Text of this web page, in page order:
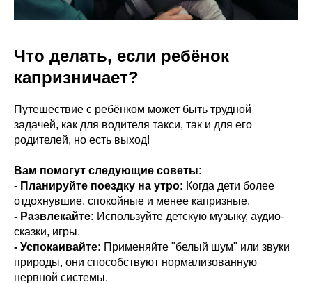
Что делать, если ребёнок
капризничает?
Путешествие с ребёнком может быть трудной
задачей, как для водителя такси, так и для его
родителей, но есть выход!
Вам помогут следующие советы:
- Планируйте поездку на утро: Когда дети более
отдохнувшие, спокойные и менее капризные.
- Развлекайте: Используйте детскую музыку, аудио-
сказки, игры.
- Успокаивайте: Применяйте "белый шум" или звуки
природы, они способствуют нормализованную
нервной системы.